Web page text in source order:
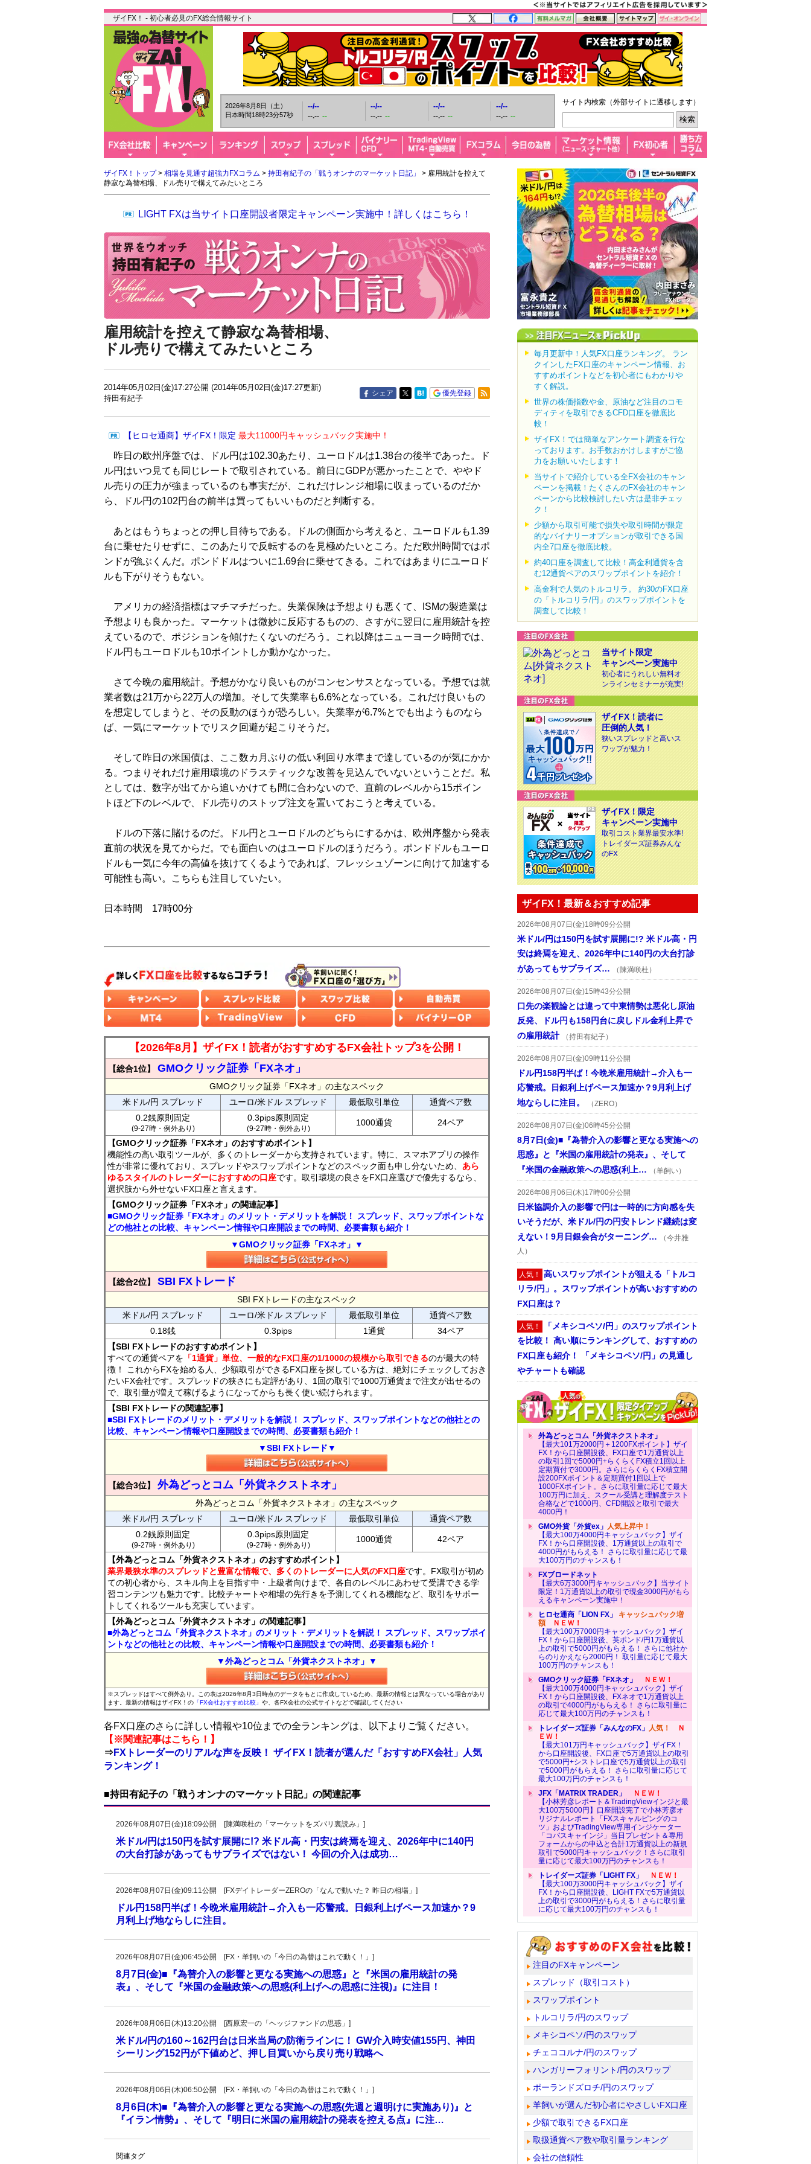
ザイFX！ - 初心者必見のFX総合情報サイト
2026年8月8日（土）
日本時間18時23分58秒
--/--
--.-- --
--/--
--.-- --
--/--
--.-- --
--/--
--.-- --
サイト内検索（外部サイトに遷移します）
ザイFX！トップ> 相場を見通す超強力FXコラム > 持田有紀子の「戦うオンナのマーケット日記」
> 雇用統計を控えて
静寂な為替相場、ドル売りで構えてみたいところ
LIGHT FXは当サイト口座開設者限定キャンペーン実施中！詳しくはこちら！
雇用統計を控えて静寂な為替相場、
ドル売りで構えてみたいところ
2014年05月02日(金)17:27公開 (2014年05月02日(金)17:27更新)
持田有紀子
シェア 優先登録
【ヒロセ通商】ザイFX！限定 最大11000円キャッシュバック実施中！
昨日の欧州序盤では、ドル円は102.30あたり、ユーロドルは1.38台の後半であった。ド
ル円はいつ見ても同じレートで取引されている。前日にGDPが悪かったことで、ややド
ル売りの圧力が強まっているのも事実だが、これだけレンジ相場に収まっているのだか
ら、ドル円の102円台の前半は買ってもいいものだと判断する。
あとはもうちょっとの押し目待ちである。ドルの側面から考えると、ユーロドルも1.39
台に乗せたりせずに、このあたりで反転するのを見極めたいところ。ただ欧州時間ではポ
ンドが強ぶくんだ。ポンドドルはついに1.69台に乗せてきる。これではあまりにユーロド
ルも下がりそうもない。
アメリカの経済指標はマチマチだった。失業保険は予想よりも悪くて、ISMの製造業は
予想よりも良かった。マーケットは微妙に反応するものの、さすがに翌日に雇用統計を控
えているので、ポジションを傾けたくないのだろう。これ以降はニューヨーク時間では、
ドル円もユーロドルも10ポイントしか動かなかった。
さて今晩の雇用統計。予想がかなり良いものがコンセンサスとなっている。予想では就
業者数は21万から22万人の増加。そして失業率も6.6%となっている。これだけ良いもの
を想定してしまうと、その反動のほうが恐ろしい。失業率が6.7%とでも出ようものなら
ば、一気にマーケットでリスク回避が起こりそうだ。
そして昨日の米国債は、ここ数カ月ぶりの低い利回り水準まで達しているのが気にかか
る。つまりそれだけ雇用環境のドラスティックな改善を見込んでいないということだ。私
としては、数字が出てから追いかけても間に合わないので、直前のレベルから15ポイン
トほど下のレベルで、ドル売りのストップ注文を置いておこうと考えている。
ドルの下落に賭けるのだ。ドル円とユーロドルのどちらにするかは、欧州序盤から発表
直前の状況を見てからだ。でも面白いのはユーロドルのほうだろう。ポンドドルもユーロ
ドルも一気に今年の高値を抜けてくるようであれば、フレッシュゾーンに向けて加速する
可能性も高い。こちらも注目していたい。
日本時間 17時00分
【2026年8月】ザイFX！読者がおすすめするFX会社トップ3を公開！
【総合1位】 GMOクリック証券「FXネオ」
GMOクリック証券「FXネオ」の主なスペック
米ドル/円 スプレッド
ユーロ/米ドル スプレッド 最低取引単位
通貨ペア数
0.2銭原則固定
(9-27時・例外あり)
0.3pips原則固定
(9-27時・例外あり)
1000通貨 24ペア
【GMOクリック証券「FXネオ」のおすすめポイント】
機能性の高い取引ツールが、多くのトレーダーから支持されています。特に、スマホアプリの操作
性が非常に優れており、スプレッドやスワップポイントなどのスペック面も申し分ないため、 あら
ゆるスタイルのトレーダーにおすすめの口座です。取引環境の良さをFX口座選びで優先するなら、
選択肢から外せないFX口座と言えます。
【GMOクリック証券「FXネオ」の関連記事】
■GMOクリック証券「FXネオ」のメリット・デメリットを解説！ スプレッド、スワップポイントな
どの他社との比較、キャンペーン情報や口座開設までの時間、必要書類も紹介！
▼GMOクリック証券「FXネオ」▼
【総合2位】 SBI FXトレード
SBI FXトレードの主なスペック
米ドル/円 スプレッド
ユーロ/米ドル スプレッド 最低取引単位
通貨ペア数
0.18銭
0.3pips 1通貨
34ペア
【SBI FXトレードのおすすめポイント】
すべての通貨ペアを 「1通貨」単位、一般的なFX口座の1/1000の規模から取引できるのが最大の特
徴！ これからFXを始める人、少額取引ができるFX口座を探している方は、絶対にチェックしておき
たいFX会社です。スプレッドの狭さにも定評があり、1回の取引で1000万通貨まで注文が出せるの
で、取引量が増えて稼げるようになってからも長く使い続けられます。
【SBI FXトレードの関連記事】
■SBI FXトレードのメリット・デメリットを解説！ スプレッド、スワップポイントなどの他社との
比較、キャンペーン情報や口座開設までの時間、必要書類も紹介！
▼SBI FXトレード▼
【総合3位】 外為どっとコム「外貨ネクストネオ」
外為どっとコム「外貨ネクストネオ」の主なスペック
米ドル/円 スプレッド
ユーロ/米ドル スプレッド 最低取引単位
通貨ペア数
0.2銭原則固定
(9-27時・例外あり)
0.3pips原則固定
(9-27時・例外あり)
1000通貨 42ペア
【外為どっとコム「外貨ネクストネオ」のおすすめポイント】
業界最狭水準のスプレッドと豊富な情報で、多くのトレーダーに人気のFX口座です。FX取引が初め
ての初心者から、スキル向上を目指す中・上級者向けまで、各自のレベルにあわせて受講できる学
習コンテンツも魅力です。比較チャートや相場の先行きを予測してくれる機能など、取引をサポー
トしてくれるツールも充実しています。
【外為どっとコム「外貨ネクストネオ」の関連記事】
■外為どっとコム「外貨ネクストネオ」のメリット・デメリットを解説！ スプレッド、スワップポイ
ントなどの他社との比較、キャンペーン情報や口座開設までの時間、必要書類も紹介！
▼外為どっとコム「外貨ネクストネオ」▼
※スプレッドはすべて例外あり。この表は2026年8月3日時点のデータをもとに作成しているため、最新の情報とは異なっている場合があり
ます。最新の情報はザイFX！の 「FX会社おすすめ比較」 や、各FX会社の公式サイトなどで確認してください
各FX口座のさらに詳しい情報や10位までの全ランキングは、以下よりご覧ください。
【※関連記事はこちら！】
⇒FXトレーダーのリアルな声を反映！ ザイFX！読者が選んだ「おすすめFX会社」人気
ランキング！
■持田有紀子の「戦うオンナのマーケット日記」の関連記事
2026年08月07日(金)18:09公開 [陳満咲杜の「マーケットをズバリ裏読み」]
米ドル/円は150円を試す展開に!? 米ドル高・円安は終焉を迎え、2026年中に140円
の大台打診があってもサプライズではない！ 今回の介入は成功…
2026年08月07日(金)09:11公開 [FXデイトレーダーZEROの「なんで動いた？ 昨日の相場」]
ドル円158円半ば！今晩米雇用統計→介入も一応警戒。日銀利上げペース加速か？9
月利上げ地ならしに注目。
2026年08月07日(金)06:45公開 [FX・羊飼いの「今日の為替はこれで動く！」]
8月7日(金)■『為替介入の影響と更なる実施への思惑』と『米国の雇用統計の発
表』、そして『米国の金融政策への思惑(利上げへの思惑に注視)』に注目！
2026年08月06日(木)13:20公開 [西原宏一の「ヘッジファンドの思惑」]
米ドル/円の160～162円台は日米当局の防衛ラインに！ GW介入時安値155円、神田
シーリング152円が下値めど、押し目買いから戻り売り戦略へ
2026年08月06日(木)06:50公開 [FX・羊飼いの「今日の為替はこれで動く！」]
8月6日(木)■『為替介入の影響と更なる実施への思惑(先週と週明けに実施あり)』と
『イラン情勢』、そして『明日に米国の雇用統計の発表を控える点』に注…
関連タグ
毎月更新中！人気FX口座ランキング。 ラン
クインしたFX口座のキャンペーン情報、お
すすめポイントなどを初心者にもわかりや
すく解説。
世界の株価指数や金、原油など注目のコモ
ディティを取引できるCFD口座を徹底比
較！
ザイFX！では簡単なアンケート調査を行な
っております。お手数おかけしますがご協
力をお願いいたします！
当サイトで紹介している全FX会社のキャン
ペーンを掲載！たくさんのFX会社のキャン
ペーンから比較検討したい方は是非チェッ
ク！
少額から取引可能で損失や取引時間が限定
的なバイナリーオプションが取引できる国
内全7口座を徹底比較。
約40口座を調査して比較！高金利通貨を含
む12通貨ペアのスワップポイントを紹介！
高金利で人気のトルコリラ。 約30のFX口座
の「トルコリラ/円」のスワップポイントを
調査して比較！
当サイト限定
キャンペーン実施中
初心者にうれしい無料オ
ンラインセミナーが充実!
ザイFX！読者に
圧倒的人気！
狭いスプレッドと高いス
ワップが魅力！
ザイFX！限定
キャンペーン実施中
取引コスト業界最安水準!
トレイダーズ証券みんな
のFX
ザイFX！最新＆おすすめ記事
2026年08月07日(金)18時09分公開
米ドル/円は150円を試す展開に!? 米ドル高・円
安は終焉を迎え、2026年中に140円の大台打診
があってもサプライズ…
（陳満咲杜）
2026年08月07日(金)15時43分公開
口先の楽観論とは違って中東情勢は悪化し原油
反発、ドル円も158円台に戻しドル金利上昇で
の雇用統計
（持田有紀子）
2026年08月07日(金)09時11分公開
ドル円158円半ば！今晩米雇用統計→介入も一
応警戒。日銀利上げペース加速か？9月利上げ
地ならしに注目。
（ZERO）
2026年08月07日(金)06時45分公開
8月7日(金)■『為替介入の影響と更なる実施への
思惑』と『米国の雇用統計の発表』、そして
『米国の金融政策への思惑(利上…
（羊飼い）
2026年08月06日(木)17時00分公開
日米協調介入の影響で円は一時的に方向感を失
いそうだが、米ドル/円の円安トレンド継続は変
えない！9月日銀会合がターニング…
（今井雅
人）
人気！ 高いスワップポイントが狙える「トルコ
リラ/円」。スワップポイントが高いおすすめの
FX口座は？
人気！ 「メキシコペソ/円」のスワップポイント
を比較！ 高い順にランキングして、おすすめの
FX口座も紹介！ 「メキシコペソ/円」の見通し
やチャートも確認
外為どっとコム「外貨ネクストネオ」
【最大101万2000円＋1200FXポイント】ザイ
FX！から口座開設後、FX口座で1万通貨以上
の取引1回で5000円+らくらくFX積立1回以上
定期買付で3000円。さらにらくらくFX積立開
設200FXポイント＆定期買付1回以上で
1000FXポイント。さらに取引量に応じて最大
100万円に加え、スクール受講と理解度テスト
合格などで1000円、CFD開設と取引で最大
4000円！
GMO外貨「外貨ex」 人気上昇中！
【最大100万4000円キャッシュバック】ザイ
FX！から口座開設後、1万通貨以上の取引で
4000円がもらえる！ さらに取引量に応じて最
大100万円のチャンスも！
FXブロードネット
【最大6万3000円キャッシュバック】当サイト
限定！1万通貨以上の取引で現金3000円がもら
えるキャンペーン実施中！
ヒロセ通商「LION FX」 キャッシュバック増
額ＮＥＷ！
【最大100万7000円キャッシュバック】ザイ
FX！から口座開設後、英ポンド/円1万通貨以
上の取引で5000円がもらえる！ さらに他社か
らのりかえなら2000円！ 取引量に応じて最大
100万円のチャンスも！
GMOクリック証券「FXネオ」
ＮＥＷ！
【最大100万4000円キャッシュバック】ザイ
FX！から口座開設後、FXネオで1万通貨以上
の取引で4000円がもらえる！ さらに取引量に
応じて最大100万円のチャンスも！
トレイダーズ証券「みんなのFX」 人気！
Ｎ
ＥＷ！
【最大101万円キャッシュバック】ザイFX！
から口座開設後、FX口座で5万通貨以上の取引
で5000円+シストレ口座で5万通貨以上の取引
で5000円がもらえる！ さらに取引量に応じて
最大100万円のチャンスも！
JFX「MATRIX TRADER」
ＮＥＷ！
【小林芳彦レポート＆TradingViewインジと最
大100万5000円】口座開設完了で小林芳彦オ
リジナルレポート「FXスキャルピングのコ
ツ」およびTradingView専用インジケーター
「コバスキャインジ」当日プレゼント＆専用
フォームからの申込と合計1万通貨以上の新規
取引で5000円キャッシュバック！さらに取引
量に応じて最大100万円のチャンスも！
トレイダーズ証券「LIGHT FX」
ＮＥＷ！
【最大100万3000円キャッシュバック】ザイ
FX！から口座開設後、LIGHT FXで5万通貨以
上の取引で3000円がもらえる！さらに取引量
に応じて最大100万円のチャンスも！
注目のFXキャンペーン
スプレッド（取引コスト）
スワップポイント
トルコリラ/円のスワップ
メキシコペソ/円のスワップ
チェココルナ/円のスワップ
ハンガリーフォリント/円のスワップ
ポーランドズロチ/円のスワップ
羊飼いが選んだ初心者にやさしいFX口座
少額で取引できるFX口座
取扱通貨ペア数や取引量ランキング
会社の信頼性